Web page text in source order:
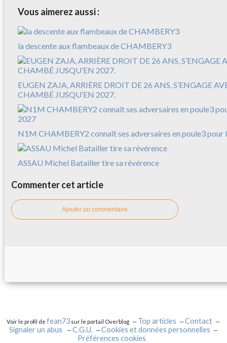
Vous aimerez aussi :
la descente aux flambeaux de CHAMBERY3
EUGEN ZAJA, ARRIÈRE DROIT DE 26 ANS, S’ENGAGE
CHAMBÉ JUSQU’EN 2027.
N1M CHAMBERY2 connaît ses adversaires en poule3 pour
ASSAU Michel Batailler tire sa révérence
Commenter cet article
Ajouter un commentaire
Voir le profil defean73 sur le portail Overblog Top articles
Contact
Signaler un abus
C.G.U.
Cookies et données personnelles
Préférences cookies